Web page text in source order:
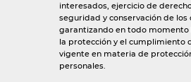
interesados, ejercicio de
seguridad y conservación de los
garantizando en todo momento
la protección y el cumplimiento
vigente en materia de
personales.